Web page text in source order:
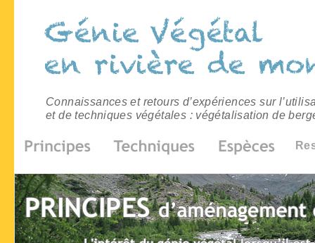
Connaissances et retours d’expériences sur
et de techniques végétales : végétalisation de